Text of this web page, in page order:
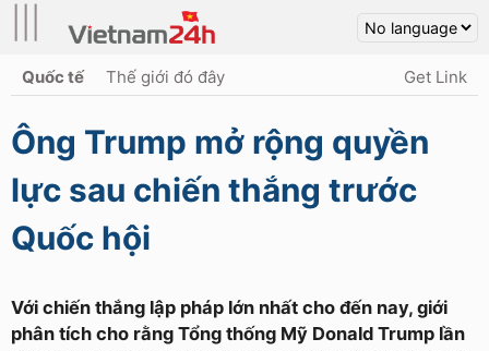
Quốc tế Thế giới đó đây Get Link
Ông Trump mở rộng quyền
lực sau chiến thắng trước
Quốc hội
Với chiến thắng lập pháp lớn nhất cho đến nay, giới
phân tích cho rằng Tổng thống Mỹ Donald Trump lần